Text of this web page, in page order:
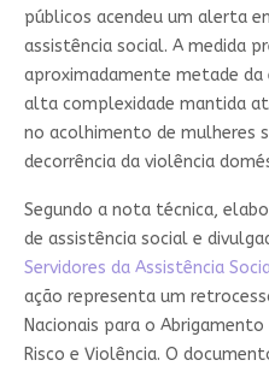
públicos acendeu um alerta
assistência social. A medida
aproximadamente metade da
alta complexidade mantida
no acolhimento de mulheres
decorrência da violência
Segundo a nota técnica,
de assistência social e
Servidores da Assistência
ação representa um
Nacionais para o
Risco e Violência. O